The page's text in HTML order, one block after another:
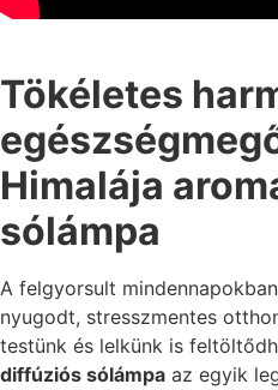
Tökéletes
Himalája
sólámpa
A felgyorsult
nyugodt, stresszmentes
testünk és lelkünk is
diffúziós sólámpa az egyik